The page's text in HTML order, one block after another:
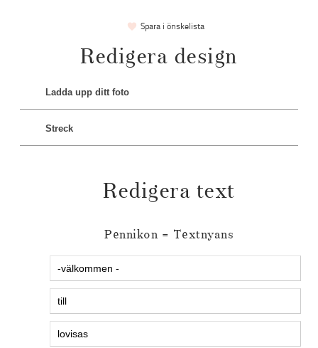
Spara i önskelista
Redigera design
Ladda upp ditt foto
Streck
Redigera text
Pennikon = Textnyans